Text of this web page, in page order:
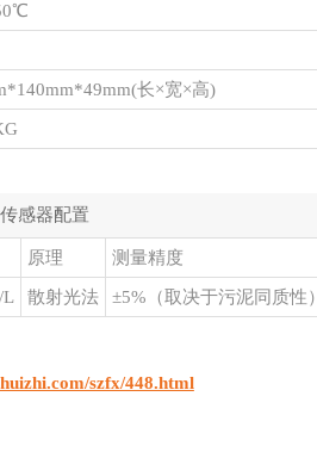
长×宽×高)
感器配置
原理 测量精度
L 散射光法 ±5%（取决于污泥同质性）
szfx/448.html